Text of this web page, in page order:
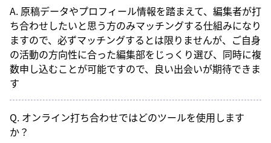
A. 原稿データやプロフィール情報を踏まえて、編集者が打
ち合わせしたいと思う方のみマッチングする仕組みになり
ますので、必ずマッチングするとは限りませんが、ご自身
の活動の方向性に合った編集部をじっくり選び、同時に複
数申し込むことが可能ですので、良い出会いが期待できま
す
Q. オンライン打ち合わせではどのツールを使用します
か？